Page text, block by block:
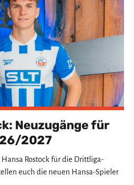
Neuzugänge für
2027
Rostock für die Drittliga-
euch die neuen Hansa-Spieler